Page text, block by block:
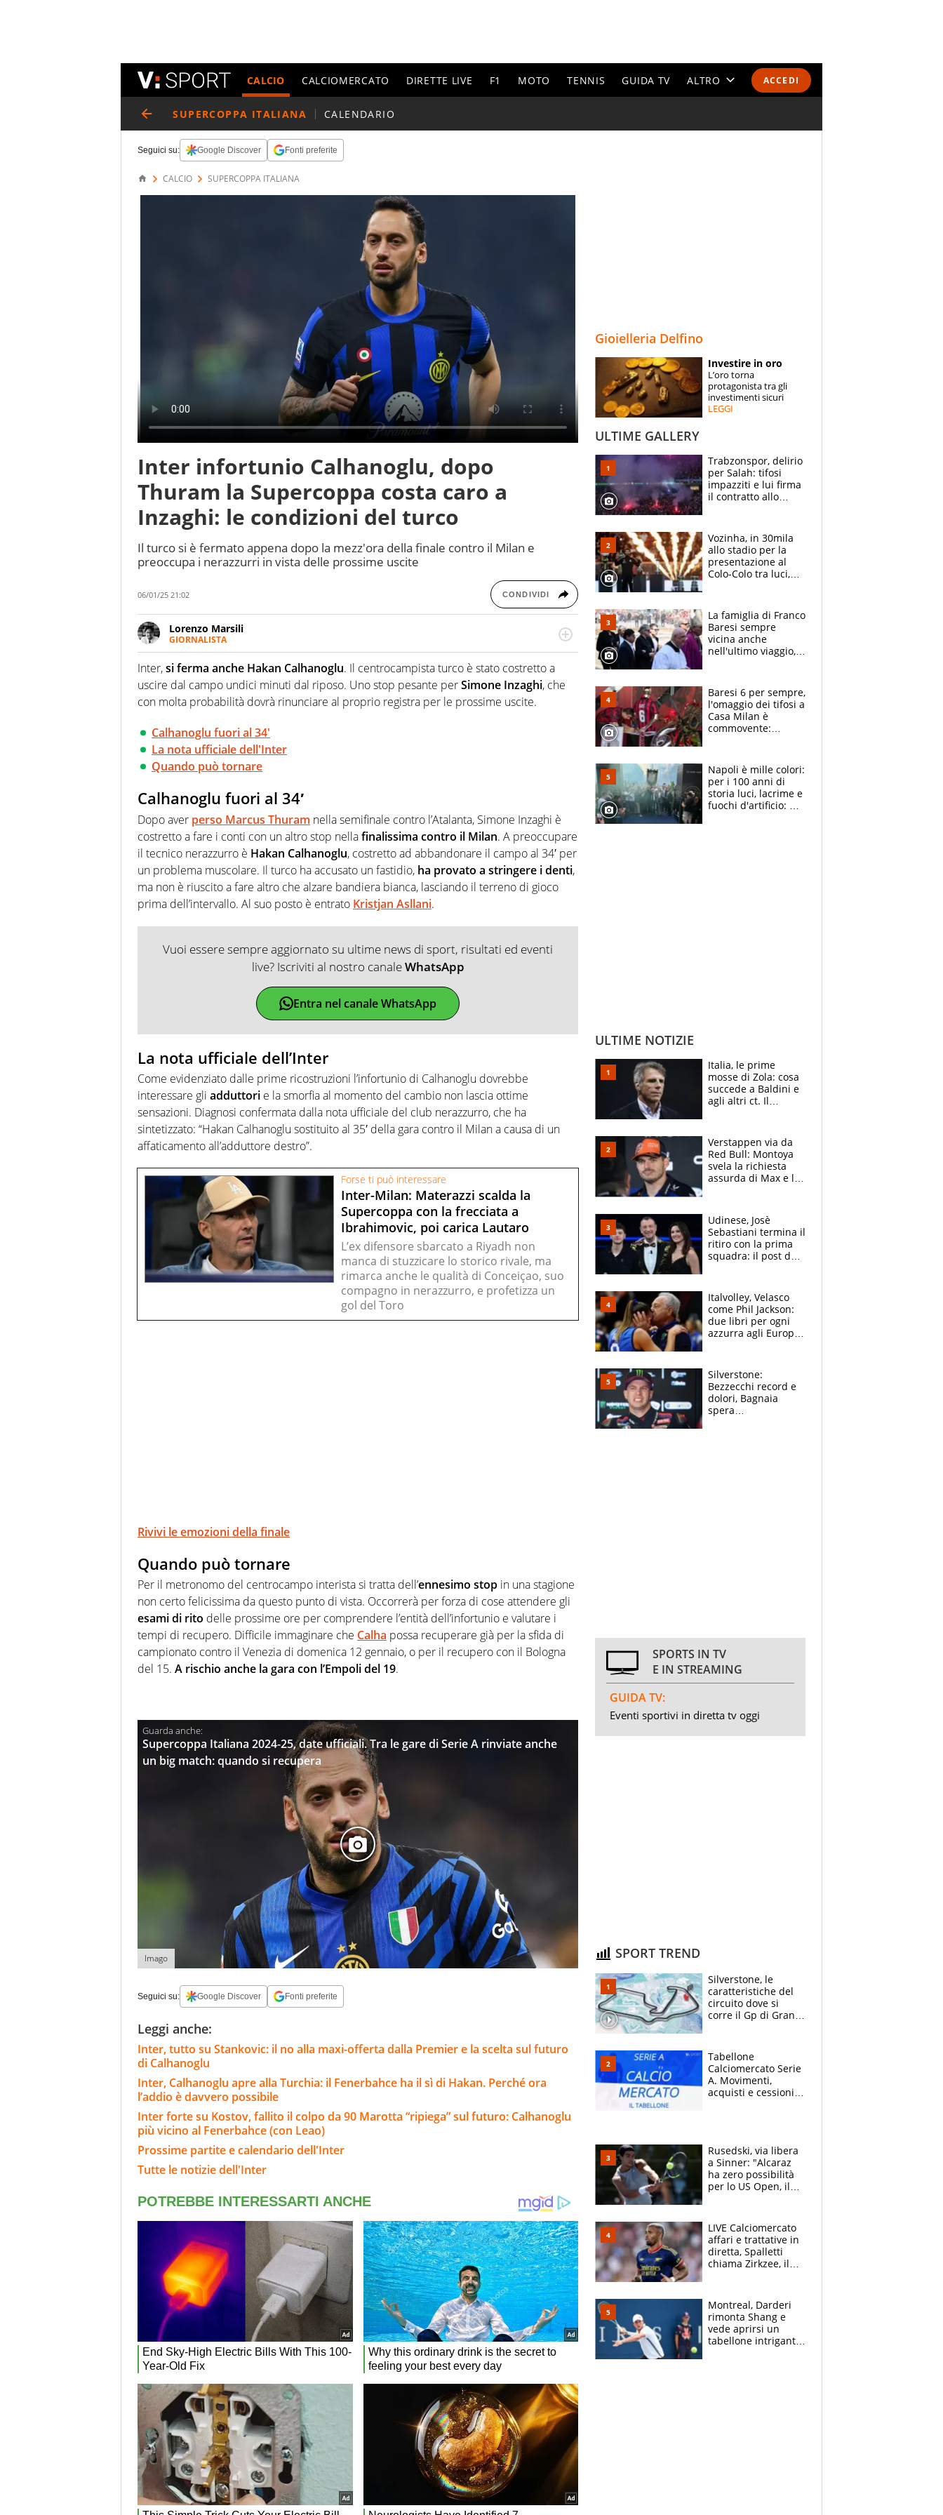
ACCEDI
CALCIO CALCIOMERCATO DIRETTE LIVE F1 MOTO TENNIS GUIDA TV ALTRO
ESPERTI
CONTATTI
SUPERCOPPA ITALIANA CALENDARIO
Seguici su: Google Discover Fonti preferite
CALCIO SUPERCOPPA ITALIANA
Inter infortunio Calhanoglu, dopo
Thuram la Supercoppa costa caro a
Inzaghi: le condizioni del turco
Il turco si è fermato appena dopo la mezz'ora della finale contro il Milan e
preoccupa i nerazzurri in vista delle prossime uscite
06/01/25 21:02 CONDIVIDI
Lorenzo Marsili
GIORNALISTA
Giornalista pubblicista, redattore, divulgatore. E' una delle anime video del sito:
racconta in immagini un evento e lo fa come pochi altri
Inter,si ferma anche Hakan Calhanoglu. Il centrocampista turco è stato costretto a
uscire dal campo undici minuti dal riposo. Uno stop pesante perSimone Inzaghi, che
con molta probabilità dovrà rinunciare al proprio registra per le prossime uscite.
Calhanoglu fuori al 34'
La nota ufficiale dell'Inter
Quando può tornare
Calhanoglu fuori al 34′
Dopo aver perso Marcus Thuram nella semifinale contro l’Atalanta, Simone Inzaghi è
costretto a fare i conti con un altro stop nellafinalissima contro il Milan. A preoccupare
il tecnico nerazzurro è Hakan Calhanoglu, costretto ad abbandonare il campo al 34′ per
un problema muscolare. Il turco ha accusato un fastidio, ha provato a stringere i denti,
ma non è riuscito a fare altro che alzare bandiera bianca, lasciando il terreno di gioco
prima dell’intervallo. Al suo posto è entrato Kristjan Asllani.
Vuoi essere sempre aggiornato su ultime news di sport, risultati ed eventi
live? Iscriviti al nostro canaleWhatsApp
Entra nel canale WhatsApp
La nota ufficiale dell’Inter
Come evidenziato dalle prime ricostruzioni l’infortunio di Calhanoglu dovrebbe
interessare gli adduttori e la smorfia al momento del cambio non lascia ottime
sensazioni. Diagnosi confermata dalla nota ufficiale del club nerazzurro, che ha
sintetizzato: “Hakan Calhanoglu sostituito al 35′ della gara contro il Milan a causa di un
affaticamento all’adduttore destro”.
Forse ti può interessare
Inter-Milan: Materazzi scalda la
Supercoppa con la frecciata a
Ibrahimovic, poi carica Lautaro
L’ex difensore sbarcato a Riyadh non
manca di stuzzicare lo storico rivale, ma
rimarca anche le qualità di Conceiçao, suo
compagno in nerazzurro, e profetizza un
gol del Toro
Rivivi le emozioni della finale
Quando può tornare
Per il metronomo del centrocampo interista si tratta dell’ennesimo stop in una stagione
non certo felicissima da questo punto di vista. Occorrerà per forza di cose attendere gli
esami di rito delle prossime ore per comprendere l’entità dell’infortunio e valutare i
tempi di recupero. Difficile immaginare che Calha possa recuperare già per la sfida di
campionato contro il Venezia di domenica 12 gennaio, o per il recupero con il Bologna
del 15. A rischio anche la gara con l’Empoli del 19.
Supercoppa Italiana 2024-25, date ufficiali. Tra le gare di Serie A rinviate anche
un big match: quando si recupera
Imago
Seguici su: Google Discover Fonti preferite
Leggi anche:
Inter, tutto su Stankovic: il no alla maxi-offerta dalla Premier e la scelta sul futuro
di Calhanoglu
Inter, Calhanoglu apre alla Turchia: il Fenerbahce ha il sì di Hakan. Perché ora
l’addio è davvero possibile
Inter forte su Kostov, fallito il colpo da 90 Marotta “ripiega” sul futuro: Calhanoglu
più vicino al Fenerbahce (con Leao)
Prossime partite e calendario dell'Inter
Tutte le notizie dell'Inter
Gioielleria Delfino
Investire in oro
L’oro torna
protagonista tra gli
investimenti sicuri
LEGGI
ULTIME GALLERY
Trabzonspor, delirio
per Salah: tifosi
impazziti e lui firma
il contratto allo
Vozinha, in 30mila
allo stadio per la
presentazione al
Colo-Colo tra luci,
La famiglia di Franco
Baresi sempre
vicina anche
nell'ultimo viaggio,
circondati
dall'affetto dei tifosi
Baresi 6 per sempre,
l'omaggio dei tifosi a
Casa Milan è
commovente:
bigliettini
Napoli è mille colori:
per i 100 anni di
storia luci, lacrime e
fuochi d'artificio: De
ULTIME NOTIZIE
Italia, le prime
mosse di Zola: cosa
succede a Baldini e
agli altri ct. Il
azzurri
Verstappen via da
Red Bull: Montoya
svela la richiesta
assurda di Max e lo
McLaren siano
meglio?”
Udinese, Josè
Sebastiani termina il
ritiro con la prima
squadra: il post del
sfondo
Italvolley, Velasco
come Phil Jackson:
due libri per ogni
azzurra agli Europei.
Silverstone:
Bezzecchi record e
dolori, Bagnaia
spera
SPORTS IN TV
E IN STREAMING
GUIDA TV:
Eventi sportivi in diretta tv oggi
SPORT TREND
Silverstone, le
caratteristiche del
circuito dove si
corre il Gp di Gran
Tabellone
Calciomercato Serie
A. Movimenti,
acquisti e cessioni:
Rusedski, via libera
a Sinner: "Alcaraz
ha zero possibilità
per lo US Open, il
LIVE Calciomercato
affari e trattative in
diretta, Spalletti
chiama Zirkzee, il
Diaz
Montreal, Darderi
rimonta Shang e
vede aprirsi un
tabellone intrigante: